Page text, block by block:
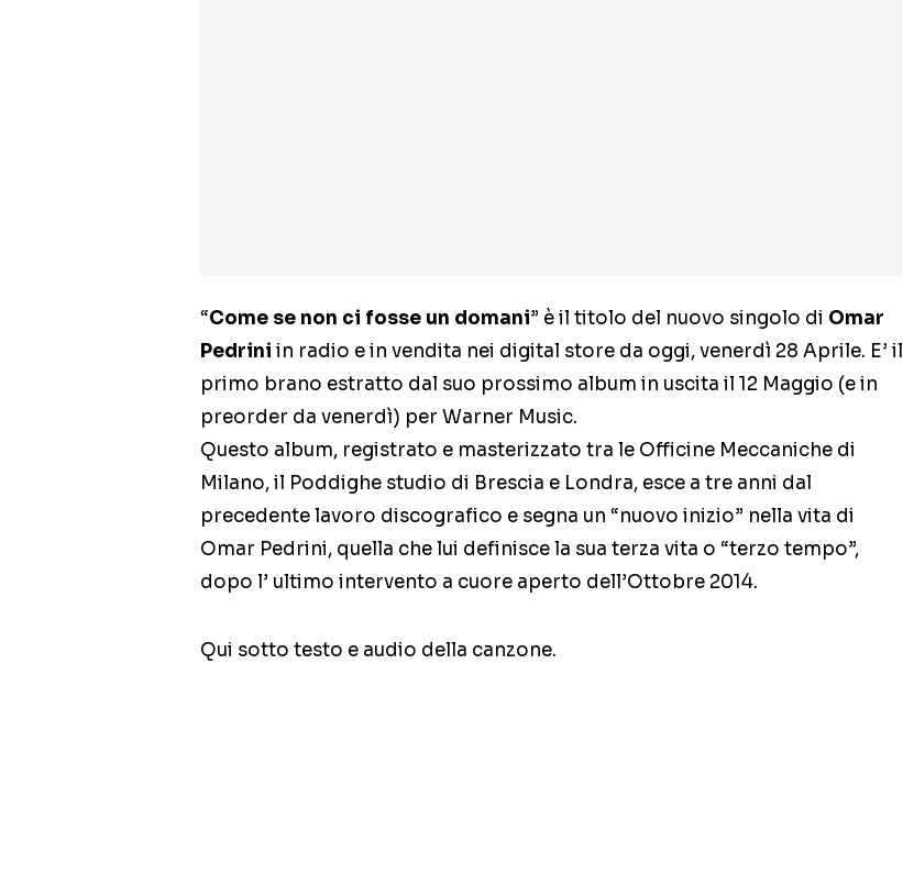
“Come se non ci fosse un domani” è il titolo del nuovo singolo di Omar
Pedrini in radio e in vendita nei digital store da oggi, venerdì 28 Aprile. E’ il
primo brano estratto dal suo prossimo album in uscita il 12 Maggio (e in
preorder da venerdì) per Warner Music.
Questo album, registrato e masterizzato tra le Officine Meccaniche di
Milano, il Poddighe studio di Brescia e Londra, esce a tre anni dal
precedente lavoro discografico e segna un “nuovo inizio” nella vita di
Omar Pedrini, quella che lui definisce la sua terza vita o “terzo tempo”,
dopo l’ ultimo intervento a cuore aperto dell’Ottobre 2014.
Qui sotto testo e audio della canzone.